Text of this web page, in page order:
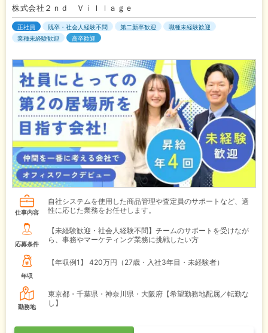
株式会社２ｎｄ Ｖｉｌｌａｇｅ
正社員 既卒・社会人経験不問 第二新卒歓迎
職種未経験歓迎
業種未経験歓迎
高卒歓迎
仕事内容
自社システムを使用した商品管理や査定員のサポートなど、適
性に応じた業務をお任せします。
応募条件
【未経験歓迎・社会人経験不問】チームのサポートを受けなが
ら、事務やマーケティング業務に挑戦したい方
年収
【年収例1】 420万円（27歳・入社3年目・未経験者）
勤務地
東京都・千葉県・神奈川県・大阪府【希望勤務地配属／転勤な
し】